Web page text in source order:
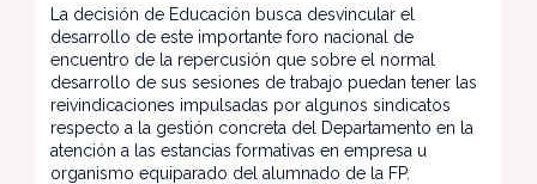
La decisión de Educación busca desvincular el
desarrollo de este importante foro nacional de
encuentro de la repercusión que sobre el normal
desarrollo de sus sesiones de trabajo puedan tener las
reivindicaciones impulsadas por algunos sindicatos
respecto a la gestión concreta del Departamento en la
atención a las estancias formativas en empresa u
organismo equiparado del alumnado de la FP.